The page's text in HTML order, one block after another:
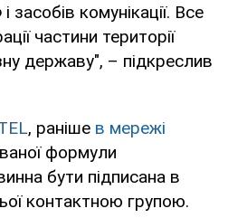
засобів комунікації. Все
частини території
державу", – підкреслив
, раніше в мережі
формули
бути підписана в
контактною групою.